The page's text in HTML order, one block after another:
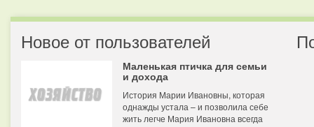
Новое от пользователей
Маленькая птичка для семьи
и дохода
История Марии Ивановны, которая
однажды устала – и позволила себе
жить легче Мария Ивановна всегда